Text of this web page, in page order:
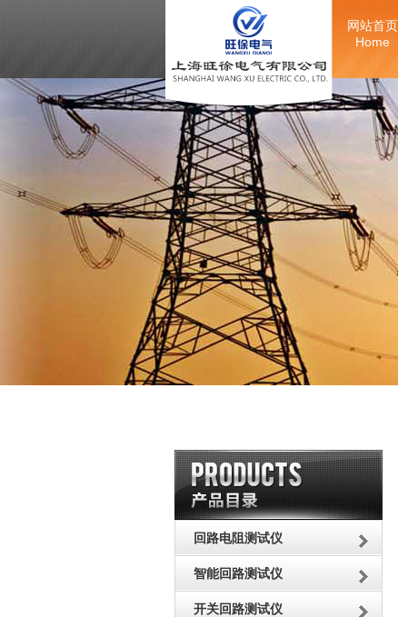
网站首页
Home
回路电阻测试仪
智能回路测试仪
开关回路测试仪